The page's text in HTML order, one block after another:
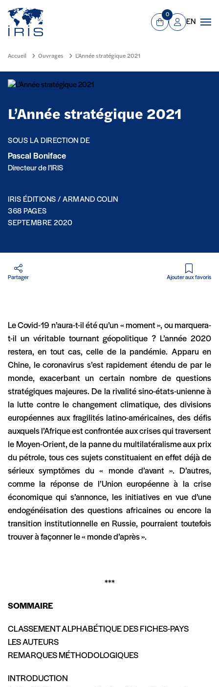
Aller au contenu principal
Panier
0
Mon compte
EN
Accueil Ouvrages L’Année stratégique 2021
L’Année stratégique 2021
SOUS LA DIRECTION DE
Pascal Boniface
Directeur de l’IRIS
IRIS ÉDITIONS / ARMAND COLIN
368 PAGES
SEPTEMBRE 2020
Partager Ajouter aux favoris
Le Covid-19 n’aura-t-il été qu’un « moment », ou marquera-
t-il un véritable tournant géopolitique ? L’année 2020
restera, en tout cas, celle de la pandémie. Apparu en
Chine, le coronavirus s’est rapidement étendu de par le
monde, exacerbant un certain nombre de questions
stratégiques majeures. De la rivalité sino-états-unienne à
la lutte contre le changement climatique, des divisions
européennes aux fragilités latino-américaines, des défis
auxquels l’Afrique est confrontée aux crises qui traversent
le Moyen-Orient, de la panne du multilatéralisme aux prix
du pétrole, tous ces sujets constituaient en effet déjà de
sérieux symptômes du « monde d’avant ». D’autres,
comme la réponse de l’Union européenne à la crise
économique qui s’annonce, les initiatives en vue d’une
endogénéisation des questions africaines ou encore la
transition institutionnelle en Russie, pourraient toutefois
trouver à façonner le « monde d’après ».
***
SOMMAIRE
CLASSEMENT ALPHABÉTIQUE DES FICHES-PAYS
LES AUTEURS
REMARQUES MÉTHODOLOGIQUES
INTRODUCTION